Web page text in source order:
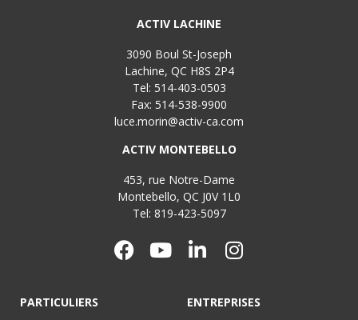
ACTIV LACHINE
3090 Boul St-Joseph
Lachine, QC H8S 2P4
Tel: 514-403-0503
Fax: 514-538-9900
luce.morin@activ-ca.com
ACTIV MONTEBELLO
453, rue Notre-Dame
Montebello, QC J0V 1L0
Tel: 819-423-5097
PARTICULIERS ENTREPRISES